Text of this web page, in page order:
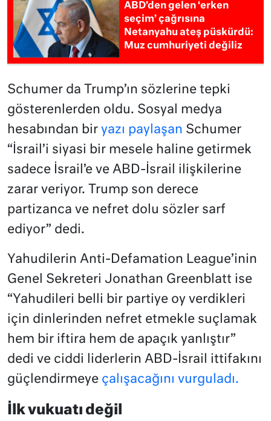
ABD’den gelen ‘erken
seçim’ çağrısına
Netanyahu ateş püskürdü:
Muz cumhuriyeti değiliz
Schumer da Trump’ın sözlerine tepki
gösterenlerden oldu. Sosyal medya
hesabından bir yazı paylaşan Schumer
“İsrail’i siyasi bir mesele haline getirmek
sadece İsrail’e ve ABD-İsrail ilişkilerine
zarar veriyor. Trump son derece
partizanca ve nefret dolu sözler sarf
ediyor” dedi.
Yahudilerin Anti-Defamation League’inin
Genel Sekreteri Jonathan Greenblatt ise
“Yahudileri belli bir partiye oy verdikleri
için dinlerinden nefret etmekle suçlamak
hem bir iftira hem de apaçık yanlıştır”
dedi ve ciddi liderlerin ABD-İsrail ittifakını
güçlendirmeye çalışacağını vurguladı.
İlk vukuatı değil